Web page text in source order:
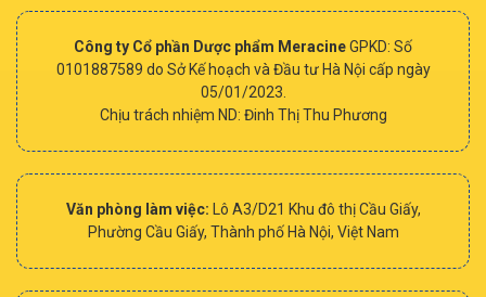
Công ty Cổ phần Dược phẩm MeracineGPKD: Số
0101887589 do Sở Kế hoạch và Đầu tư Hà Nội cấp ngày
05/01/2023.
Chịu trách nhiệm ND: Đinh Thị Thu Phương
Văn phòng làm việc: Lô A3/D21 Khu đô thị Cầu Giấy,
Phường Cầu Giấy, Thành phố Hà Nội, Việt Nam